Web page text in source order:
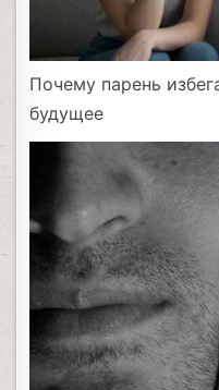
Почему парень
будущее